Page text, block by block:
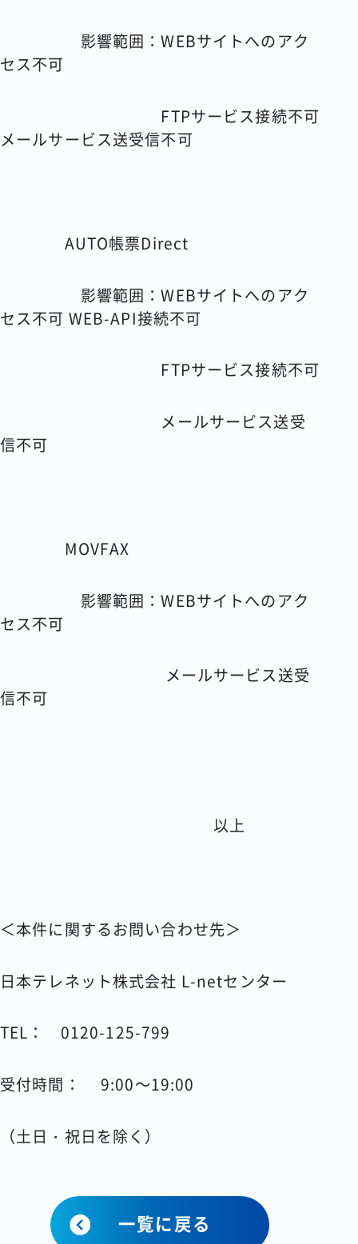
影響範囲：WEBサイトへのアク
セス不可
FTPサービス接続不可
メールサービス送受信不可
AUTO帳票Direct
影響範囲：WEBサイトへのアク
セス不可 WEB-API接続不可
FTPサービス接続不可
メールサービス送受
信不可
MOVFAX
影響範囲：WEBサイトへのアク
セス不可
メールサービス送受
信不可
以上
＜本件に関するお問い合わせ先＞
日本テレネット株式会社 L-netセンター
TEL： 0120-125-799
受付時間： 9:00～19:00
（土日・祝日を除く）
一覧に戻る